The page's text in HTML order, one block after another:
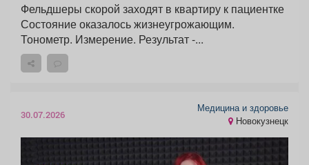
Фельдшеры скорой заходят в квартиру к пациентке
Состояние оказалось жизнеугрожающим.
Тонометр. Измерение. Результат -...
30.07.2026
Медицина и здоровье
Новокузнецк